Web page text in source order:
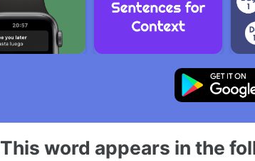
This word appears in the